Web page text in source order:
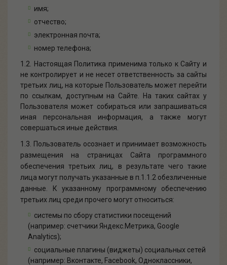
имя;
отчество;
электронная почта;
номер телефона;
1.2. Настоящая Политика применима только к Сайту и
не контролирует и не несет ответственность за сайты
третьих лиц, на которые Пользователь может перейти
по ссылкам, доступным на Cайте. На таких сайтах у
Пользователя может собираться или запрашиваться
иная персональная информация, а также могут
совершаться иные действия.
1.3.
Пользователь осознает и принимает возможность
размещения на страницах Сайта программного
обеспечения третьих лиц, в результате чего такие
лица могут получать указанные в п.1.1.2 обезличенные
данные. К указанному программному обеспечению
третьих лиц среди прочего могут относиться:
системы по сбору статистики посещений
(например: счетчики Яндекс.Метрика, Google
Analytics);
социальные плагины (виджеты) социальных сетей
(например: Вконтакте, Facebook, Одноклассники,